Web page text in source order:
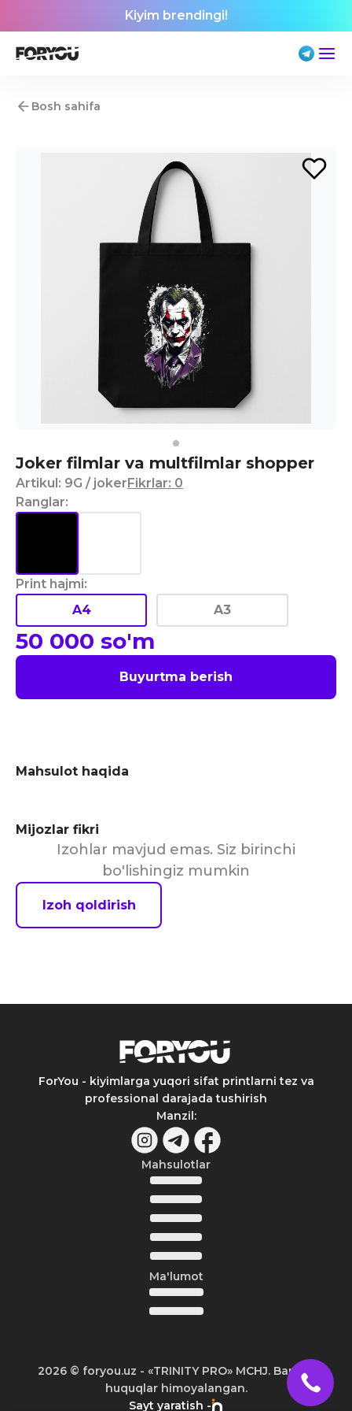
Kiyim brendingi!
Bosh sahifa
Joker filmlar va multfilmlar shopper
Artikul: 9G / jokerFikrlar: 0
Ranglar:
Print hajmi:
A4
A3
50 000 so'm
Buyurtma berish
Mahsulot haqida
Mijozlar fikri
Izohlar mavjud emas. Siz birinchi
bo'lishingiz mumkin
Izoh qoldirish
ForYou - kiyimlarga yuqori sifat printlarni tez va
professional darajada tushirish
Manzil:
Mahsulotlar
Ma'lumot
2026© foryou.uz - «TRINITY PRO» MCHJ. Barcha
huquqlar himoyalangan.
Sayt yaratish -